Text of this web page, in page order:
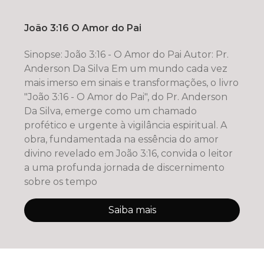
João 3:16 O Amor do Pai
Sinopse: João 3:16 - O Amor do Pai Autor: Pr.
Anderson Da Silva Em um mundo cada vez
mais imerso em sinais e transformações, o livro
"João 3:16 - O Amor do Pai", do Pr. Anderson
Da Silva, emerge como um chamado
profético e urgente à vigilância espiritual. A
obra, fundamentada na essência do amor
divino revelado em João 3:16, convida o leitor
a uma profunda jornada de discernimento
sobre os tempo
Saiba mais